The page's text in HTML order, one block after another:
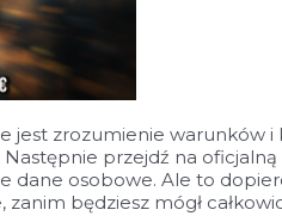
jest zrozumienie warunków i
przejdź na
dane osobowe. Ale to
będziesz mógł